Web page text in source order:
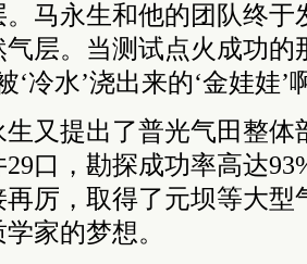
马永生和他的团队终于
层。当测试点火成功的
‘冷水’浇出来的‘金娃娃’
又提出了普光气田整体
口，勘探成功率高达
厉，取得了元坝等大型
家的梦想。